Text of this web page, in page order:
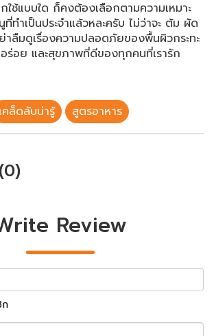
ใช้แบบใด​ ก็คงต้องเลือกตามความเหมาะ
ทำเป็นประจำแล้วหละครับ​ ไม่ว่าจะ​ ต้ม​ ผัด​
ลืมดูเรื่องความปลอดภัยของพื้นผิวกระทะ
ร่อย​ และสุขภาพที่ดีของทุกคนที่เรารัก
เคล็ดลับน่ารู้ สูตรอาหาร
Review
ก